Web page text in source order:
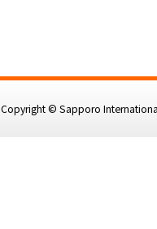
Copyright © Sapporo